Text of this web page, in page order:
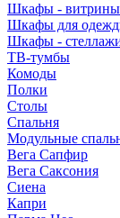
Шкафы - витрины
Шкафы для
Шкафы -
ТВ-тумбы
Комоды
Полки
Столы
Спальня
Модульные
Вега Сапфир
Вега Саксония
Сиена
Капри